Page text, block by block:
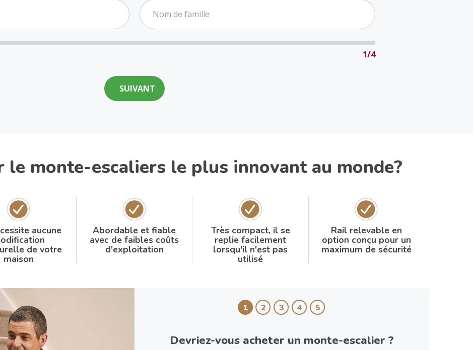
1/4
le monte-escaliers le plus innovant au monde?
aucune
de votre
maison
Abordable et fiable
avec de faibles coûts
d'exploitation
Très compact, il se
replie facilement
lorsqu'il n'est pas
utilisé
Rail relevable en
option conçu pour un
maximum de sécurité
1 2 3 4 5
Devriez-vous acheter un monte-escalier ?